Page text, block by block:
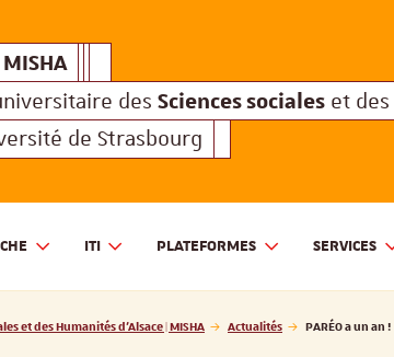
MISHAMaison Interuniversitaire des
des Sciences sociales et des
de Strasbourg
SCIENCES SOCIALES ET DES HUMANITÉS D'ALSACE | MISHA
ITI PLATEFORMES SERVICES
des
et des Humanités d'Alsace | MISHA Actualités PARÉO a un an !